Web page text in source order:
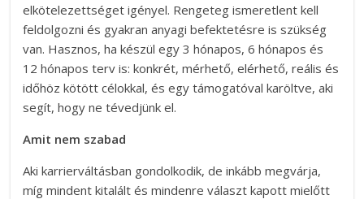
elkötelezettséget igényel. Rengeteg ismeretlent kell
feldolgozni és gyakran anyagi befektetésre is szükség
van. Hasznos, ha készül egy 3 hónapos, 6 hónapos és
12 hónapos terv is: konkrét, mérhető, elérhető, reális és
időhöz kötött célokkal, és egy támogatóval karöltve, aki
segít, hogy ne tévedjünk el.
Amit nem szabad
Aki karrierváltásban gondolkodik, de inkább megvárja,
míg mindent kitalált és mindenre választ kapott mielőtt